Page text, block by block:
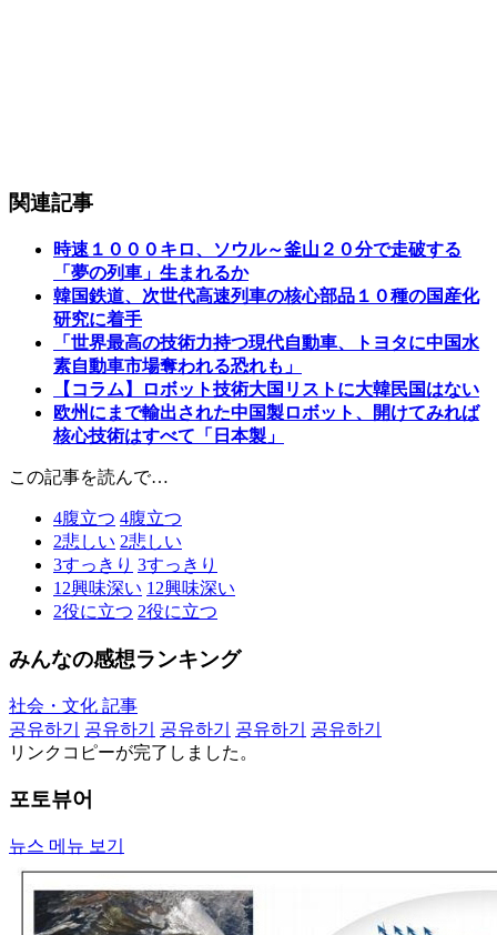
関連記事
時速１０００キロ、ソウル～釜山２０分で走破する
「夢の列車」生まれるか
韓国鉄道、次世代高速列車の核心部品１０種の国産化
研究に着手
「世界最高の技術力持つ現代自動車、トヨタに中国水
素自動車市場奪われる恐れも」
【コラム】ロボット技術大国リストに大韓民国はない
欧州にまで輸出された中国製ロボット、開けてみれば
核心技術はすべて「日本製」
この記事を読んで…
4腹立つ 4腹立つ
2悲しい 2悲しい
3すっきり 3すっきり
12興味深い 12興味深い
2役に立つ 2役に立つ
みんなの感想ランキング
社会・文化 記事
공유하기
공유하기 공유하기 공유하기
공유하기
リンクコピーが完了しました。
포토뷰어
뉴스 메뉴 보기